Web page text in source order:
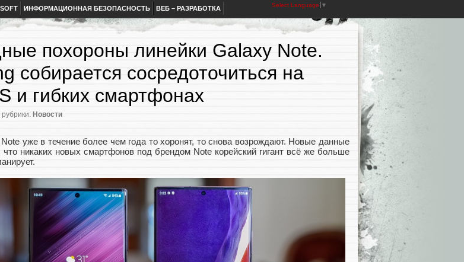
ИНФОРМАЦИОННАЯ БЕЗОПАСНОСТЬ ВЕБ – РАЗРАБОТКА Select Language ▼
похороны линейки Galaxy Note.
собирается сосредоточиться на
и гибких смартфонах
рубрики: Новости
уже в течение более чем года то хоронят, то снова возрождают. Новые данные
что никаких новых смартфонов под брендом Note корейский гигант всё же больше